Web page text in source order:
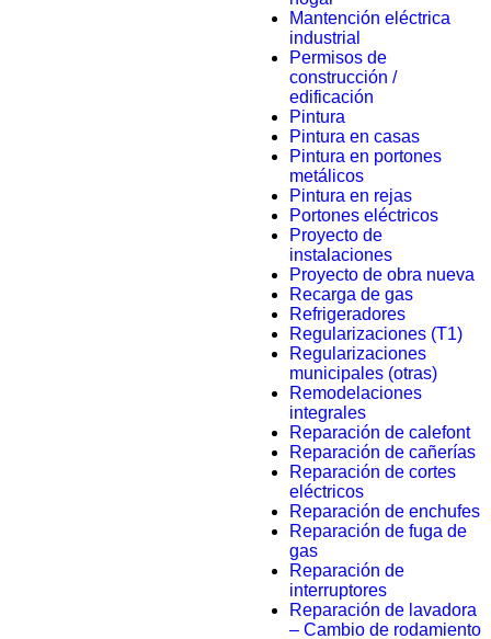
Mantención eléctrica
industrial
Permisos de
construcción /
edificación
Pintura
Pintura en casas
Pintura en portones
metálicos
Pintura en rejas
Portones eléctricos
Proyecto de
instalaciones
Proyecto de obra nueva
Recarga de gas
Refrigeradores
Regularizaciones (T1)
Regularizaciones
municipales (otras)
Remodelaciones
integrales
Reparación de calefont
Reparación de cañerías
Reparación de cortes
eléctricos
Reparación de enchufes
Reparación de fuga de
gas
Reparación de
interruptores
Reparación de lavadora
– Cambio de rodamiento